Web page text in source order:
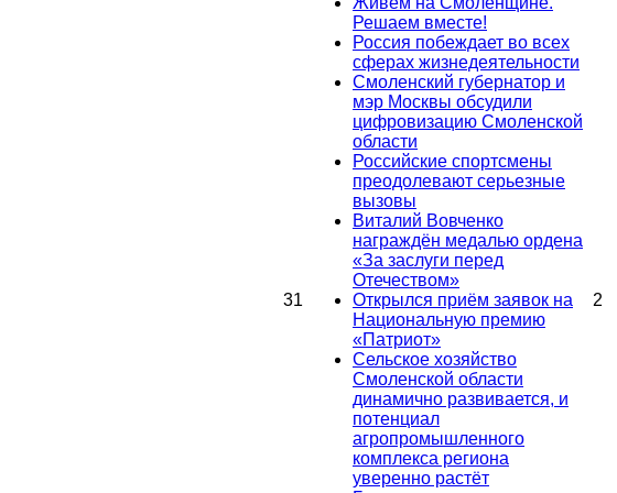
31
Решаем вместе!
Россия побеждает во всех
сферах жизнедеятельности
Смоленский губернатор и
мэр Москвы обсудили
цифровизацию Смоленской
области
Российские спортсмены
преодолевают серьезные
вызовы
Виталий Вовченко
награждён медалью ордена
«За заслуги перед
Отечеством»
Открылся приём заявок на
Национальную премию
«Патриот»
Сельское хозяйство
Смоленской области
динамично развивается, и
потенциал
агропромышленного
комплекса региона
уверенно растёт
2